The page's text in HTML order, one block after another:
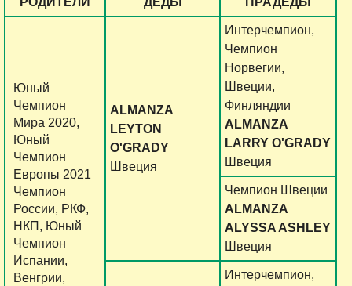
Юный
Чемпион
Мира 2020,
Юный
Чемпион
Европы 2021
Чемпион
России, РКФ,
НКП, Юный
Чемпион
Испании,
Венгрии,
ALMANZA
LEYTON
O'GRADY
Швеция
Интерчемпион,
Чемпион
Норвегии,
Швеции,
Финляндии
ALMANZA
LARRY O'GRADY
Швеция
Чемпион Швеции
ALMANZA
ALYSSA ASHLEY
Швеция
Интерчемпион,